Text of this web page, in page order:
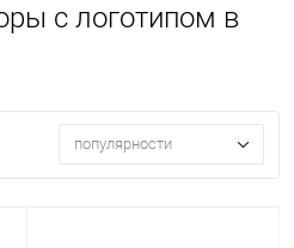
с логотипом в
популярности